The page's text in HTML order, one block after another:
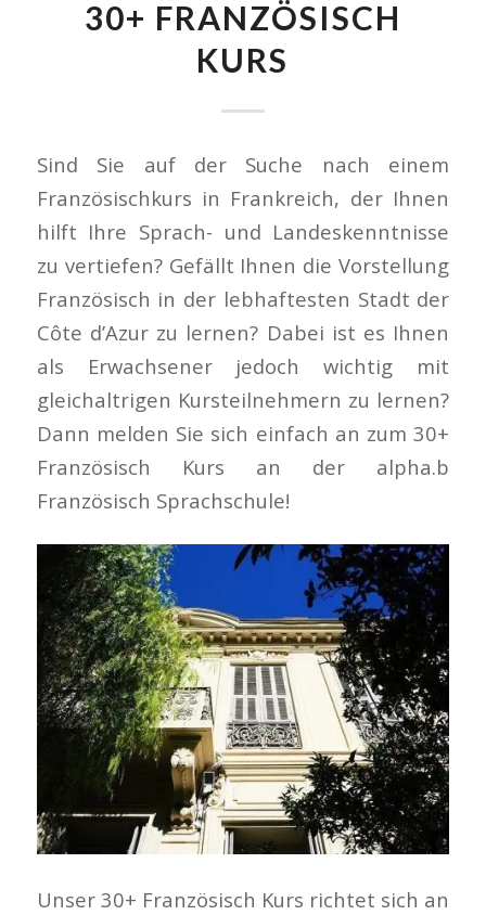
30+ FRANZÖSISCH
KURS
Sind Sie auf der Suche nach einem
Französischkurs in Frankreich, der Ihnen
hilft Ihre Sprach- und Landeskenntnisse
zu vertiefen? Gefällt Ihnen die Vorstellung
Französisch in der lebhaftesten Stadt der
Côte d’Azur zu lernen? Dabei ist es Ihnen
als Erwachsener jedoch wichtig mit
gleichaltrigen Kursteilnehmern zu lernen?
Dann melden Sie sich einfach an zum 30+
Französisch Kurs an der alpha.b
Französisch Sprachschule!
Unser 30+ Französisch Kurs richtet sich an